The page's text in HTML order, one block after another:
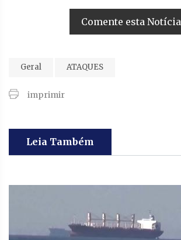
Comente esta Notícia
Geral ATAQUES
imprimir
Leia Também